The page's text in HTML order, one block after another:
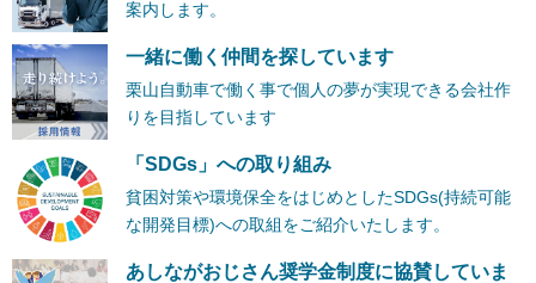
案内します。
一緒に働く仲間を探しています
栗山自動車で働く事で個人の夢が実現できる会社作
りを目指しています
「SDGs」への取り組み
貧困対策や環境保全をはじめとしたSDGs(持続可能
な開発目標)への取組をご紹介いたします。
あしながおじさん奨学金制度に協賛していま